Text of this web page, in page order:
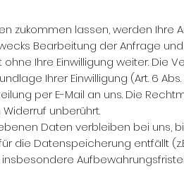
zukommen lassen, werden
Bearbeitung der Anfrage
Ihre Einwilligung weiter. Die
Ihrer Einwilligung (Art. 6 Abs.
per E-Mail an uns. Die
unberührt.
Daten verbleiben bei uns,
die Datenspeicherung entfällt